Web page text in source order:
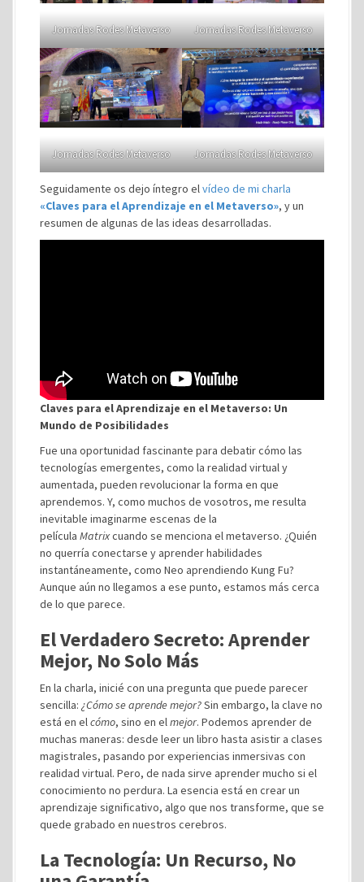
Jornadas Rodes Metaverso Jornadas Rodes Metaverso
Jornadas Rodes Metaverso Jornadas Rodes Metaverso
Seguidamente os dejo íntegro elvídeo de mi charla
«Claves para el Aprendizaje en el Metaverso», y un
resumen de algunas de las ideas desarrolladas.
Claves para el Aprendizaje en el Metaverso: Un
Mundo de Posibilidades
Fue una oportunidad fascinante para debatir cómo las
tecnologías emergentes, como la realidad virtual y
aumentada, pueden revolucionar la forma en que
aprendemos. Y, como muchos de vosotros, me resulta
inevitable imaginarme escenas de la
película Matrixcuando se menciona el metaverso. ¿Quién
no querría conectarse y aprender habilidades
instantáneamente, como Neo aprendiendo Kung Fu?
Aunque aún no llegamos a ese punto, estamos más cerca
de lo que parece.
El Verdadero Secreto: Aprender
Mejor, No Solo Más
En la charla, inicié con una pregunta que puede parecer
sencilla: ¿Cómo se aprende mejor?Sin embargo, la clave no
está en elcómo, sino en elmejor. Podemos aprender de
muchas maneras: desde leer un libro hasta asistir a clases
magistrales, pasando por experiencias inmersivas con
realidad virtual. Pero, de nada sirve aprender mucho si el
conocimiento no perdura. La esencia está en crear un
aprendizaje significativo, algo que nos transforme, que se
quede grabado en nuestros cerebros.
La Tecnología: Un Recurso, No